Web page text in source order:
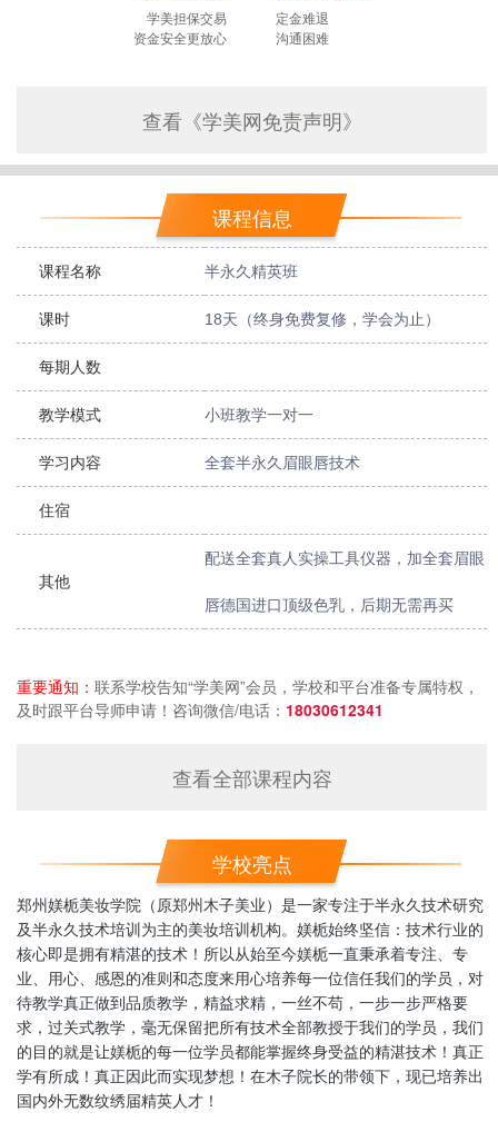
学美担保交易
资金安全更放心
定金难退
沟通困难
查看《学美网免责声明》
课程信息
课程名称 半永久精英班
课时 18天（终身免费复修，学会为止）
每期人数
教学模式 小班教学一对一
学习内容 全套半永久眉眼唇技术
住宿
其他
配送全套真人实操工具仪器，加全套眉眼
唇德国进口顶级色乳，后期无需再买
重要通知： 联系学校告知“学美网”会员，学校和平台准备专属特权，
及时跟平台导师申请！咨询微信/电话： 18030612341
查看全部课程内容
学校亮点
郑州媄栀美妆学院（原郑州木子美业）是一家专注于半永久技术研究
及半永久技术培训为主的美妆培训机构。媄栀始终坚信：技术行业的
核心即是拥有精湛的技术！所以从始至今媄栀一直秉承着专注、专
业、用心、感恩的准则和态度来用心培养每一位信任我们的学员，对
待教学真正做到品质教学，精益求精，一丝不苟，一步一步严格要
求，过关式教学，毫无保留把所有技术全部教授于我们的学员，我们
的目的就是让媄栀的每一位学员都能掌握终身受益的精湛技术！真正
学有所成！真正因此而实现梦想！在木子院长的带领下，现已培养出
国内外无数纹绣届精英人才！